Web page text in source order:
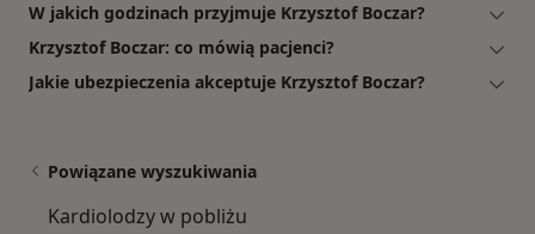
W jakich godzinach przyjmuje Krzysztof Boczar?
Krzysztof Boczar: co mówią pacjenci?
Jakie ubezpieczenia akceptuje Krzysztof Boczar?
Powiązane wyszukiwania
Kardiolodzy w pobliżu